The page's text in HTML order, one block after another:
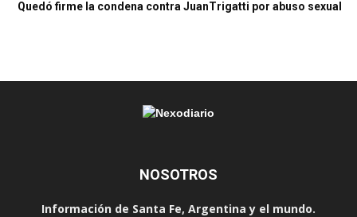
Quedó firme la condena contra JuanTrigatti por abuso sexual
NOSOTROS
Información de Santa Fe, Argentina y el mundo.